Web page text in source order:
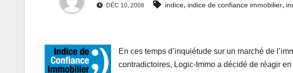
DÉC 10, 2008 indice, indice de confiance immobilier,
En ces temps d’inquiétude sur un marché de
contradictoires, Logic-Immo a décidé de réagir